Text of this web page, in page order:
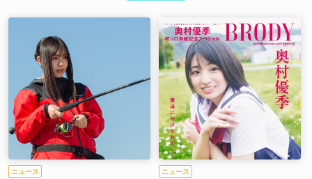
ニュース ニュース